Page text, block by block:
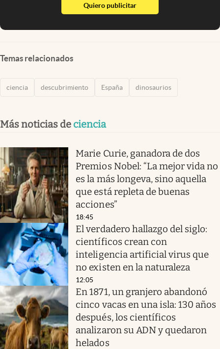
Quiero publicitarabre en nueva pestaña
Temas relacionados
ciencia descubrimiento España dinosaurios
Más noticias de ciencia
Marie Curie, ganadora de dos
Premios Nobel: “La mejor vida no
es la más longeva, sino aquella
que está repleta de buenas
acciones”
18:45
El verdadero hallazgo del siglo:
científicos crean con
inteligencia artificial virus que
no existen en la naturaleza
12:05
En 1871, un granjero abandonó
cinco vacas en una isla: 130 años
después, los científicos
analizaron su ADN y quedaron
helados